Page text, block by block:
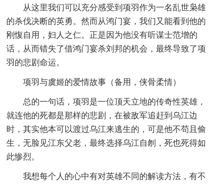
从这里我们可以充分感受到项羽作为一名乱世枭雄
的杀伐决断的英勇。然而从鸿门宴，我们又能看到他的
刚愎自用，妇人之仁。正是因为他没有听谋士范增的
话，从而错失了借鸿门宴杀刘邦的机会，最终导致了项
羽的悲剧命运。
项羽与虞姬的爱情故事（备用，侠骨柔情）
总的一句话，项羽是一位顶天立地的传奇性英雄，
就连他的死都是那样的悲剧，在被敌军追赶到乌江边
时，其实他本可以渡过乌江来逃生的，可是他不苟且偷
生，无脸见江东父老，最终选择乌江自刎，死也死得如
此惨烈。
我想每个人的心中有对英雄不同的解读方法，有不